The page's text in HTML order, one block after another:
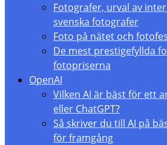
Fotografer, urval av
svenska fotografer
Foto på nätet och
De mest prestigefyllda
fotopriserna
OpenAI
Vilken AI är bäst för ett
eller ChatGPT?
Så skriver du till AI på
för framgång